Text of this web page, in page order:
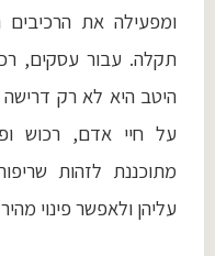
ומפעילה את
תקלה. עבור עסקים,
היטב היא לא רק דרישה
על חיי אדם, רכוש
מתוכננת לזהות
עליהן ולאפשר פינוי